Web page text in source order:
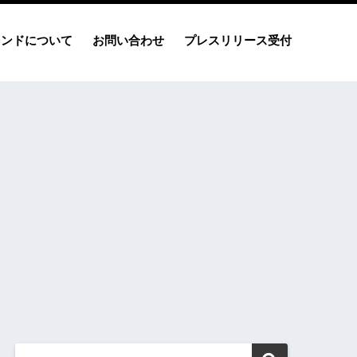
ドについて お問い合わせ プレスリリース受付